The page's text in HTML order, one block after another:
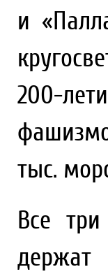
и
200-
тыс.
Все